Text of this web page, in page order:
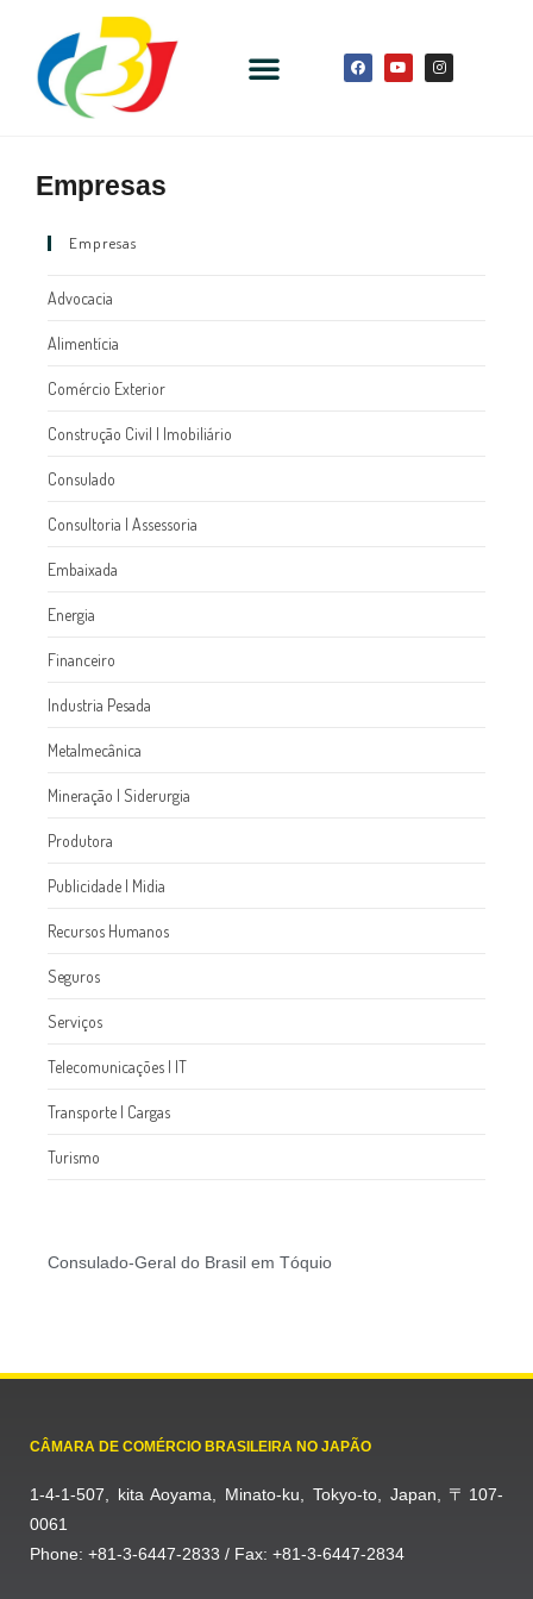
Empresas
Empresas
Advocacia
Alimentícia
Comércio Exterior
Construção Civil l Imobiliário
Consulado
Consultoria l Assessoria
Embaixada
Energia
Financeiro
Industria Pesada
Metalmecânica
Mineração l Siderurgia
Produtora
Publicidade l Midia
Recursos Humanos
Seguros
Serviços
Telecomunicações l IT
Transporte l Cargas
Turismo
Consulado-Geral do Brasil em Tóquio
CÂMARA DE COMÉRCIO BRASILEIRA NO JAPÃO
1-4-1-507, kita Aoyama, Minato-ku, Tokyo-to, Japan, 〒107-
0061
Phone: +81-3-6447-2833 / Fax: +81-3-6447-2834